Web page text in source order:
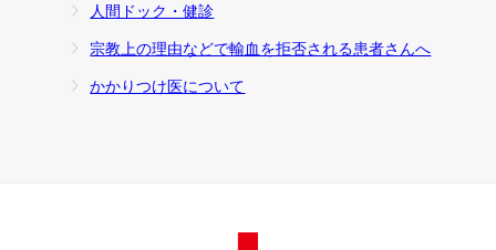
人間ドック・健診
宗教上の理由などで輸血を拒否される患者さんへ
かかりつけ医について